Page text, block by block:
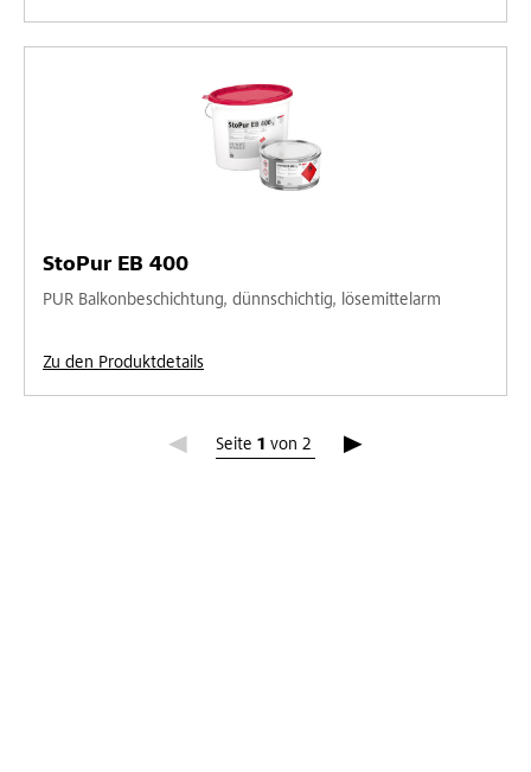
StoPur EB 400
PUR Balkonbeschichtung, dünnschichtig, lösemittelarm
Zu den Produktdetails
Seite 1 von 2
Seite 1